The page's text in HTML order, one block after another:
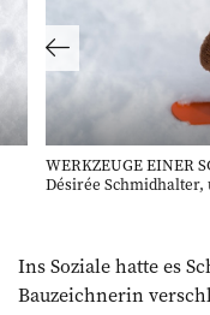
WERKZEUGE EINER
Désirée Schmidhalter,
Ins Soziale hatte es
Bauzeichnerin